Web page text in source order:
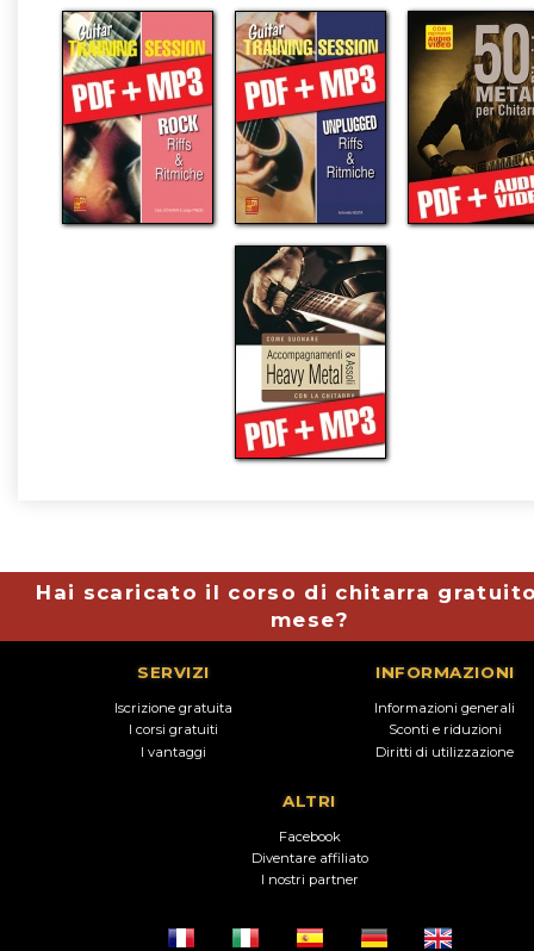
Hai scaricato il corso di chitarra
mese?
SERVIZI
Iscrizione gratuita
I corsi gratuiti
I vantaggi
INFORMAZIONI
Informazioni generali
Sconti e riduzioni
Diritti di utilizzazione
ALTRI
Facebook
Diventare affiliato
I nostri partner